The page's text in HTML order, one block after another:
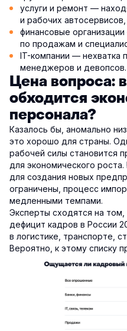
услуги и ремонт —
и рабочих
финансовые
по продажам и
IT-компании — нехватка
менеджеров и девопсов.
Цена вопроса:
обходится
персонала?
Казалось бы, аномально
это хорошо для страны.
рабочей силы становится
для экономического
для создания новых
ограничены, процесс
медленными темпами.
Эксперты сходятся на
дефицит кадров в России
в логистике, транспорте,
Вероятно, к этому списку